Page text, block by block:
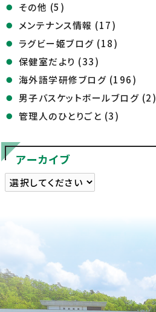
その他 (5)
メンテナンス情報 (17)
ラグビー姫ブログ (18)
保健室だより (33)
海外語学研修ブログ (196)
男子バスケットボールブログ (2)
管理人のひとりごと (3)
アーカイブ